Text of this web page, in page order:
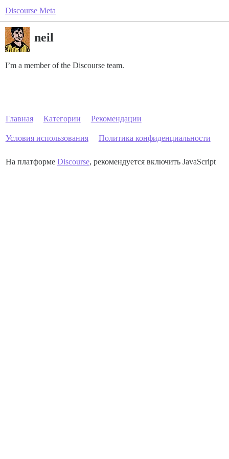
Discourse Meta
neil
I’m a member of the Discourse team.
Главная Категории Рекомендации
Условия использования Политика конфиденциальности
На платформе Discourse, рекомендуется включить JavaScript